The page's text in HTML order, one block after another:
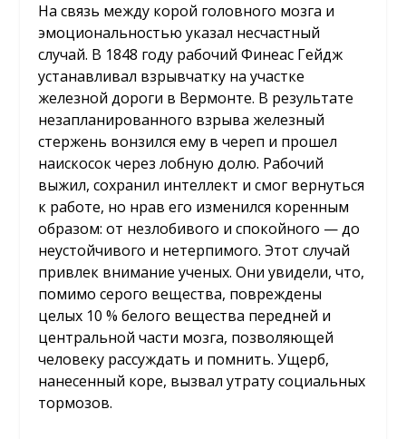
На связь между корой головного мозга и
эмоциональностью указал несчастный
случай. В 1848 году рабочий Финеас Гейдж
устанавливал взрывчатку на участке
железной дороги в Вермонте. В результате
незапланированного взрыва железный
стержень вонзился ему в череп и прошел
наискосок через лобную долю. Рабочий
выжил, сохранил интеллект и смог вернуться
к работе, но нрав его изменился коренным
образом: от незлобивого и спокойного — до
неустойчивого и нетерпимого. Этот случай
привлек внимание ученых. Они увидели, что,
помимо серого вещества, повреждены
целых 10 % белого вещества передней и
центральной части мозга, позволяющей
человеку рассуждать и помнить. Ущерб,
нанесенный коре, вызвал утрату социальных
тормозов.